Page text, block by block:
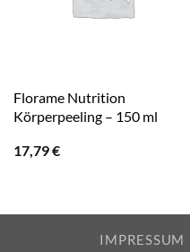
Florame Nutrition
Körperpeeling – 150 ml
17,79€
IMPRESSUM